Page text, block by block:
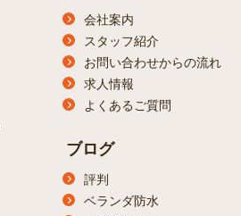
会社案内
スタッフ紹介
お問い合わせからの流れ
求人情報
よくあるご質問
ブログ
評判
ベランダ防水